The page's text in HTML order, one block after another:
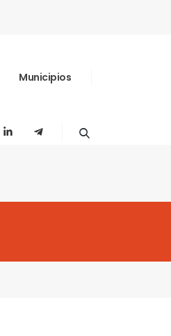
Municipios